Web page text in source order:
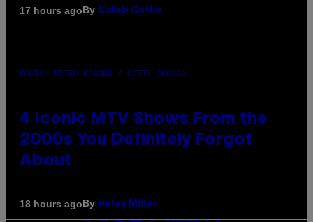
17 hours agoBy Caleb Catlin
PHOTO: PETER KRAMER / GETTY IMAGES
4 Iconic MTV Shows From the
2000s You Definitely Forgot
About
18 hours agoBy Haley Miller